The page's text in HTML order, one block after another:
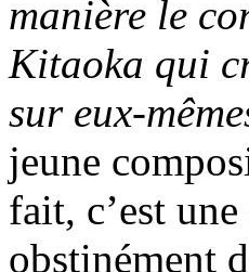
manière le
Kitaoka qui
sur eux-
jeune
fait, c’est
obstinément